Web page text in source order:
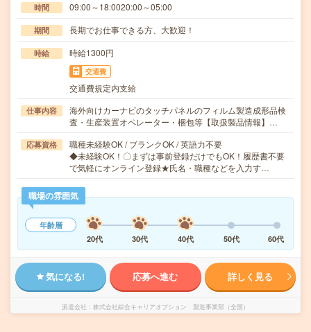
時間 09:00～18:0020:00～05:00
期間 長期でお仕事できる方、大歓迎！
時給 時給1300円
交通費
交通費規定内支給
仕事内容
海外向けカーナビのタッチパネルのフィルム製造成形品検
査・生産装置オペレーター・梱包等【取扱製品情報】…
応募資格
職種未経験OK / ブランクOK / 英語力不要
◆未経験OK！〇まずは事前登録だけでもOK！履歴書不要
で気軽にオンライン登録★氏名・職種などを入力す…
職場の雰囲気
年齢層
20代
30代 40代 50代 60代
気になる! 応募へ進む 詳しく見る
派遣会社 株式会社綜合キャリアオプション 製造事業部（全国）